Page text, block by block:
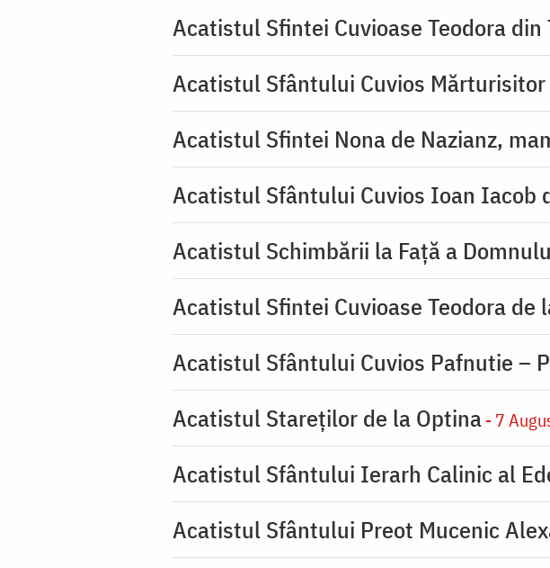
Acatistul Sfintei Cuvioase Teodora din
Acatistul Sfântului Cuvios
Acatistul Sfintei Nona de Nazianz,
Acatistul Sfântului Cuvios Ioan Iacob
Acatistul Schimbării la Faţă a
Acatistul Sfintei Cuvioase Teodora de
Acatistul Sfântului Cuvios Pafnutie –
Acatistul Stareţilor de la Optina- 7
Acatistul Sfântului Ierarh Calinic al
Acatistul Sfântului Preot Mucenic